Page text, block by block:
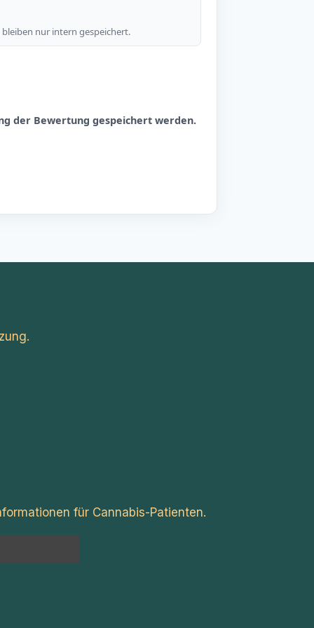
nur intern gespeichert.
der Bewertung gespeichert werden.
für Cannabis-Patienten.